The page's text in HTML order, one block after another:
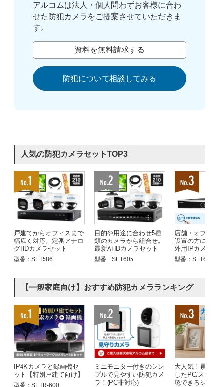
アルコムは法人・個人問わずお客様に合わ
せた防犯カメラをご提案させていただきま
す。
資料を無料請求する
防犯について相談してみる
人気の防犯カメラセットTOP3
戸建てからオフィスまで
幅広く対応。定番アナロ
グHDカメラセット
型番：SET586
目的や用途に合わせ5種
類のカメラから組合せ。
最新AHDカメラセット
型番：SET605
店舗・オフィ
設置の方にお
外用IPカメラ
型番：SET683
【一般家庭向け】おすすめ防犯カメラランキング
IP4Kカメラと録画機セ
ット【特別戸建て向け】
型番：SETR-600
ミニモニター付きのシン
プルで見やすい防犯カメ
ラ！(PC非対応)
大人気！累計
したPC/スマホ
認できるシリ